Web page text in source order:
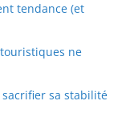
tendance (et
ne
sa stabilité